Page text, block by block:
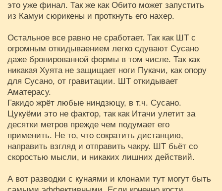
это уже финал. Так же как Обито может запустить
из Камуи сюрикены и проткнуть его нахер.
Остальное все равно не сработает. Так как ШТ с
огромным откидываением легко сдувают Сусано
даже бронированной формы в том числе. Так как
никакая Хуята не защищает ноги Пукачи, как опору
для Сусано, от гравитации. ШТ откидывает
Аматерасу.
Гакидо жрёт любые ниндзюцу, в т.ч. Сусано.
Цукуёми это не фактор, так как Итачи улетит за
десятки метров прежде чем подумает его
применить. Не то, что сократить дистанцию,
направить взгляд и отправить чакру. ШТ бьёт со
скоростью мысли, и никаких лишних действий.
А вот разводки с кунаями и клонами тут могут быть